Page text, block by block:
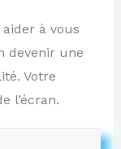
à vous
devenir une
Votre
l’écran.